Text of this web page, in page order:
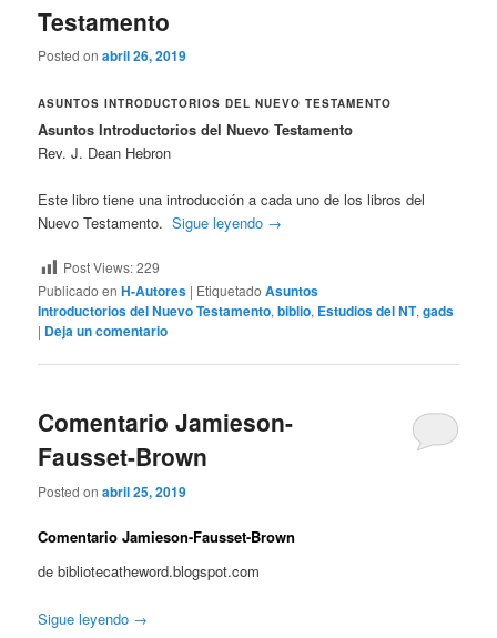
Testamento
Posted onabril 26, 2019
ASUNTOS INTRODUCTORIOS DEL NUEVO TESTAMENTO
Asuntos Introductorios del Nuevo Testamento
Rev. J. Dean Hebron
Este libro tiene una introducción a cada uno de los libros del
Nuevo Testamento.Sigue leyendo →
Post Views:229
Publicado en H-Autores | Etiquetado Asuntos
Introductorios del Nuevo Testamento,biblio, Estudios del NT,gads
| Deja un comentario
Comentario Jamieson-
Fausset-Brown
Posted onabril 25, 2019
Comentario Jamieson-Fausset-Brown
de bibliotecatheword.blogspot.com
Sigue leyendo →